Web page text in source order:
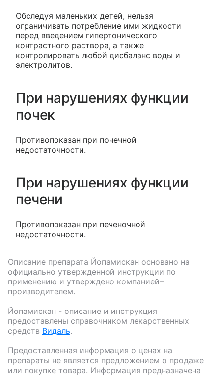
Обследуя маленьких детей, нельзя
ограничивать потребление ими жидкости
перед введением гипертонического
контрастного раствора, а также
контролировать любой дисбаланс воды и
электролитов.
При нарушениях функции
почек
Противопоказан при почечной
недостаточности.
При нарушениях функции
печени
Противопоказан при печеночной
недостаточности.
Описание препарата Йопамискан основано на
официально утвержденной инструкции по
применению и утверждено компанией–
производителем.
Йопамискан - описание и инструкция
предоставлены справочником лекарственных
средств Видаль.
Предоставленная информация о ценах на
препараты не является предложением о продаже
или покупке товара. Информация предназначена